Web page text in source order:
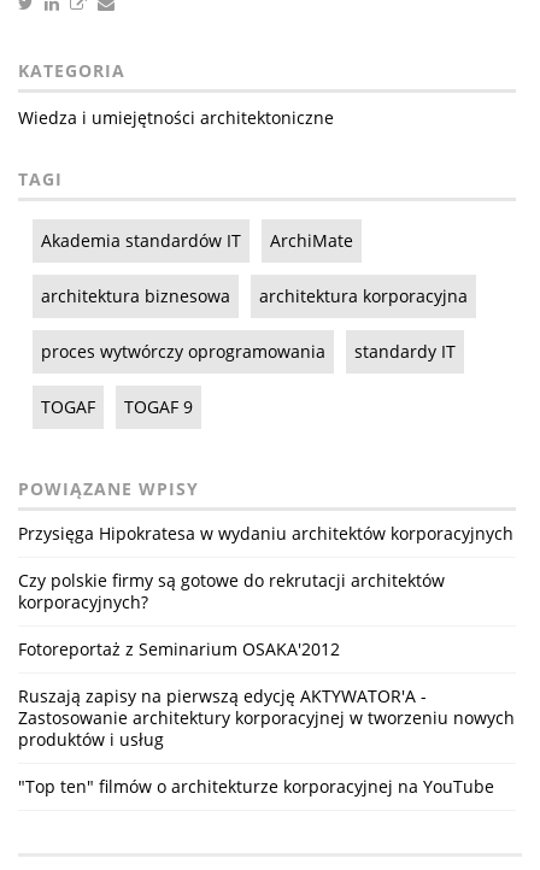
KATEGORIA
Wiedza i umiejętności architektoniczne
TAGI
Akademia standardów IT ArchiMate
architektura biznesowa architektura korporacyjna
proces wytwórczy oprogramowania standardy IT
TOGAF TOGAF 9
POWIĄZANE WPISY
Przysięga Hipokratesa w wydaniu architektów korporacyjnych
Czy polskie firmy są gotowe do rekrutacji architektów
korporacyjnych?
Fotoreportaż z Seminarium OSAKA'2012
Ruszają zapisy na pierwszą edycję AKTYWATOR'A -
Zastosowanie architektury korporacyjnej w tworzeniu nowych
produktów i usług
"Top ten" filmów o architekturze korporacyjnej na YouTube